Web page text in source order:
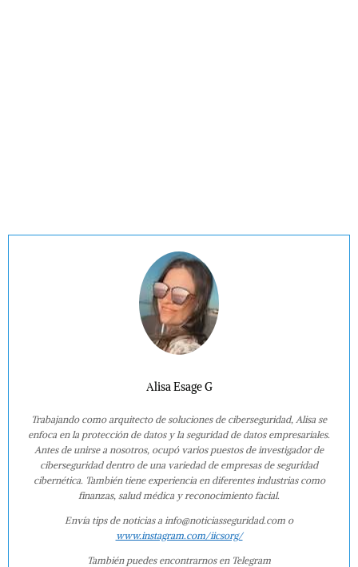
Alisa Esage G
Trabajando como arquitecto de soluciones de ciberseguridad, Alisa se
enfoca en la protección de datos y la seguridad de datos empresariales.
Antes de unirse a nosotros, ocupó varios puestos de investigador de
ciberseguridad dentro de una variedad de empresas de seguridad
cibernética. También tiene experiencia en diferentes industrias como
finanzas, salud médica y reconocimiento facial.
Envía tips de noticias a info@noticiasseguridad.com o
www.instagram.com/iicsorg/
También puedes encontrarnos en Telegram